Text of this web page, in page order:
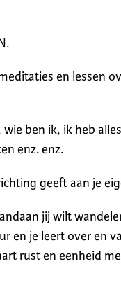
en lessen
ben ik, ik heb
enz. enz.
geeft aan je
jij wilt
en je leert over en
rust en eenheid